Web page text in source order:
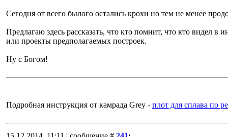
Сегодня от всего былого остались крохи но тем не менее
Предлагаю здесь рассказать, что кто помнит, что кто видел в
или проекты предполагаемых построек.
Ну с Богом!
Подробная инструкция от камрада Grey - плот для сплава по